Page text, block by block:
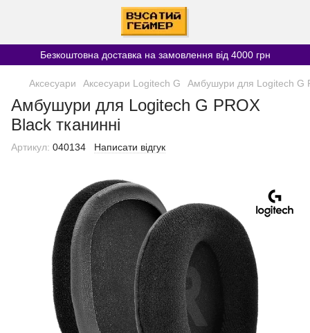
Безкоштовна доставка на замовлення від 4000 грн
Аксесуари Аксесуари Logitech G Амбушури для Logitech G
Амбушури для Logitech G PROX
Black тканинні
Артикул: 040134 Написати відгук